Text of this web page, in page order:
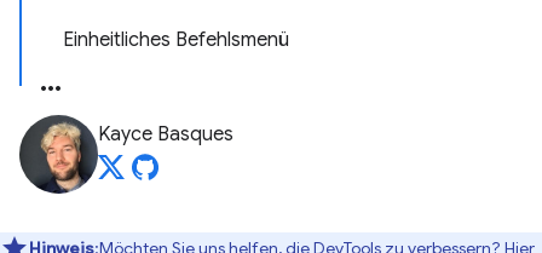
Einheitliches Befehlsmenü
Kayce Basques
Hinweis:Möchten Sie uns helfen, die DevTools zu verbessern? Hier